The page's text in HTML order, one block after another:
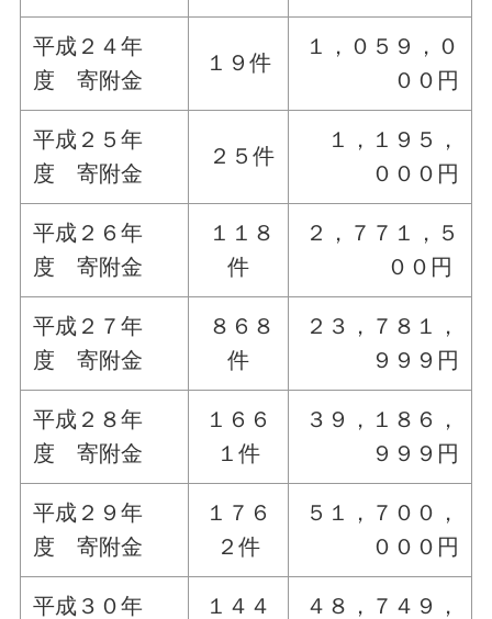
平成２４年
度 寄附金
１９件
１，０５９，０
００円
平成２５年
度 寄附金
２５件
１，１９５，
０００円
平成２６年
度 寄附金
１１８
件
２，７７１，５
００円
平成２７年
度 寄附金
８６８
件
２３，７８１，
９９９円
平成２８年
度 寄附金
１６６
１件
３９，１８６，
９９９円
平成２９年
度 寄附金
１７６
２件
５１，７００，
０００円
平成３０年
１４４
４８，７４９，